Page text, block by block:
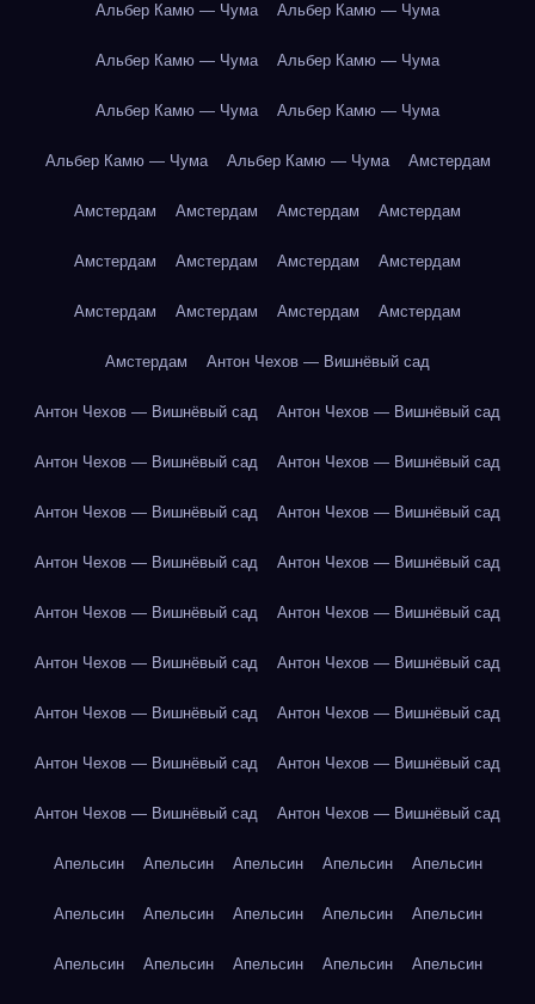
Альбер Камю — Чума Альбер Камю — Чума
Альбер Камю — Чума Альбер Камю — Чума
Альбер Камю — Чума Альбер Камю — Чума
Альбер Камю — Чума Альбер Камю — Чума Амстердам
Амстердам Амстердам Амстердам Амстердам
Амстердам Амстердам Амстердам Амстердам
Амстердам Амстердам Амстердам Амстердам
Амстердам Антон Чехов — Вишнёвый сад
Антон Чехов — Вишнёвый сад Антон Чехов — Вишнёвый сад
Антон Чехов — Вишнёвый сад Антон Чехов — Вишнёвый сад
Антон Чехов — Вишнёвый сад Антон Чехов — Вишнёвый сад
Антон Чехов — Вишнёвый сад Антон Чехов — Вишнёвый сад
Антон Чехов — Вишнёвый сад Антон Чехов — Вишнёвый сад
Антон Чехов — Вишнёвый сад Антон Чехов — Вишнёвый сад
Антон Чехов — Вишнёвый сад Антон Чехов — Вишнёвый сад
Антон Чехов — Вишнёвый сад Антон Чехов — Вишнёвый сад
Антон Чехов — Вишнёвый сад Антон Чехов — Вишнёвый сад
Апельсин Апельсин Апельсин Апельсин Апельсин
Апельсин Апельсин Апельсин Апельсин Апельсин
Апельсин Апельсин Апельсин Апельсин Апельсин